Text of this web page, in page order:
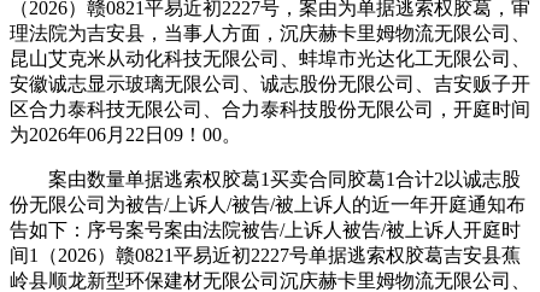
（2026）赣0821平易近初2227号，案由为单据逃索权胶葛，审
理法院为吉安县，当事人方面，沉庆赫卡里姆物流无限公司、
昆山艾克米从动化科技无限公司、蚌埠市光达化工无限公司、
安徽诚志显示玻璃无限公司、诚志股份无限公司、吉安贩子开
区合力泰科技无限公司、合力泰科技股份无限公司，开庭时间
为2026年06月22日09！00。
案由数量单据逃索权胶葛1买卖合同胶葛1合计2以诚志股
份无限公司为被告/上诉人/被告/被上诉人的近一年开庭通知布
告如下：序号案号案由法院被告/上诉⼈被告/被上诉人开庭时
间1（2026）赣0821平易近初2227号单据逃索权胶葛吉安县蕉
岭县顺龙新型环保建材无限公司沉庆赫卡里姆物流无限公司、